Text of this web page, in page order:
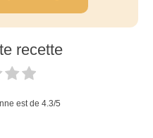
recette
est de 4.3/5